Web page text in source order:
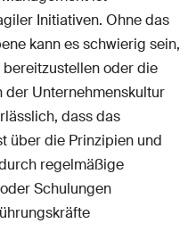
Initiativen. Ohne das
kann es schwierig sein,
oder die
Unternehmenskultur
dass das
über die Prinzipien und
regelmäßige
Schulungen